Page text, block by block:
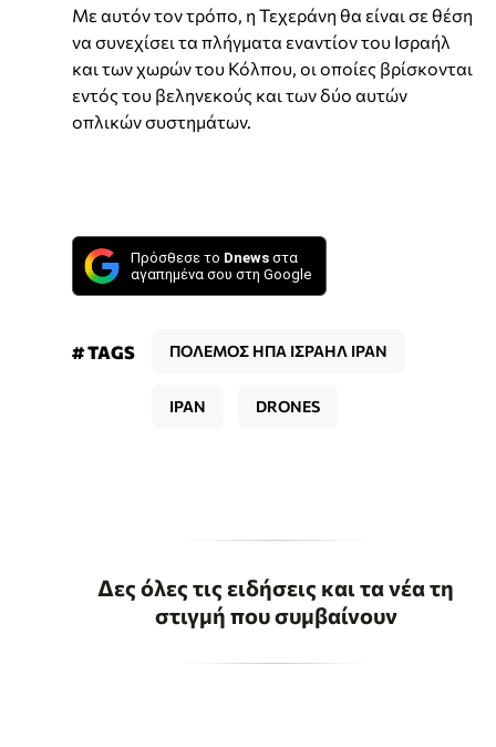
Με αυτόν τον τρόπο, η Τεχεράνη θα είναι σε θέση
να συνεχίσει τα πλήγματα εναντίον του Ισραήλ
και των χωρών του Κόλπου, οι οποίες βρίσκονται
εντός του βεληνεκούς και των δύο αυτών
οπλικών συστημάτων.
Πρόσθεσε το Dnews στα
αγαπημένα σου στη Google
# TAGS ΠΟΛΕΜΟΣ ΗΠΑ ΙΣΡΑΗΛ ΙΡΑΝ
ΙΡΑΝ DRONES
Δες όλες τις ειδήσεις και τα νέα τη
στιγμή που συμβαίνουν